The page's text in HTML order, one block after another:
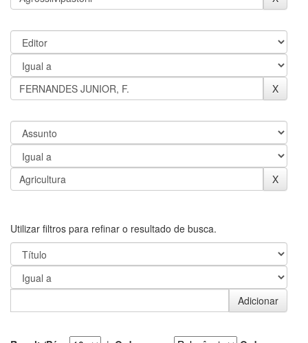
Utilizar filtros para refinar o resultado de busca.